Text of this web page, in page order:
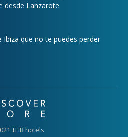
desde Lanzarote
Ibiza que no te puedes perder
THB hotels